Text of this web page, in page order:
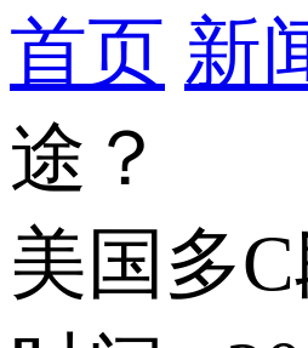
首页 新
途？
美国多